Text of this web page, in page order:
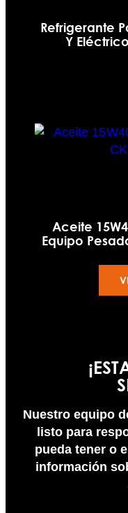
Refrigerante
Y
Aceite
Equipo
Nuestro equipo
listo para
pueda tener o
información